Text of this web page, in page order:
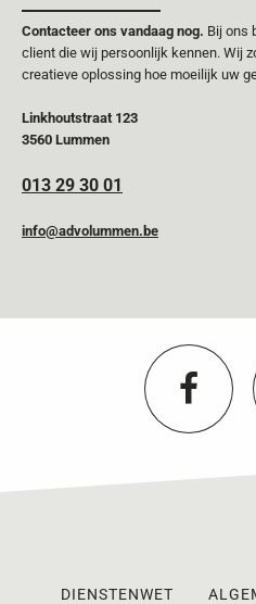
Contacteer ons vandaag nog. Bij ons
client die wij persoonlijk kennen. Wij
creatieve oplossing hoe moeilijk uw
Linkhoutstraat 123
3560 Lummen
013 29 30 01
info@advolummen.be
DIENSTENWET